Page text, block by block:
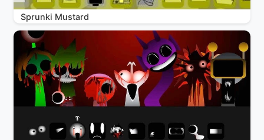
Sprunki Mustard